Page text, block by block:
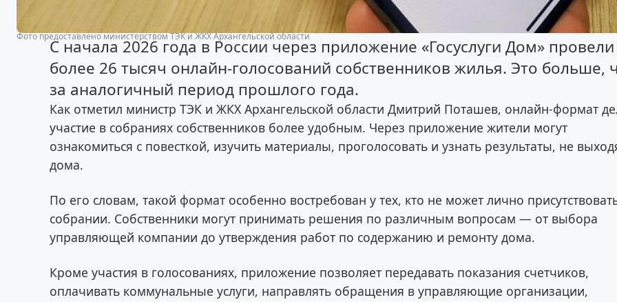
Фото предоставлено министерством ТЭК и ЖКХ Архангельской области
С начала 2026 года в России через приложение «Госуслуги Дом» провели
более 26 тысяч онлайн-голосований собственников жилья. Это больше,
за аналогичный период прошлого года.
Как отметил министр ТЭК и ЖКХ Архангельской области Дмитрий Поташев, онлайн-формат
участие в собраниях собственников более удобным. Через приложение жители могут
ознакомиться с повесткой, изучить материалы, проголосовать и узнать результаты, не
дома.
По его словам, такой формат особенно востребован у тех, кто не может лично
собрании. Собственники могут принимать решения по различным вопросам — от выбора
управляющей компании до утверждения работ по содержанию и ремонту дома.
Кроме участия в голосованиях, приложение позволяет передавать показания счетчиков,
оплачивать коммунальные услуги, направлять обращения в управляющие организации,